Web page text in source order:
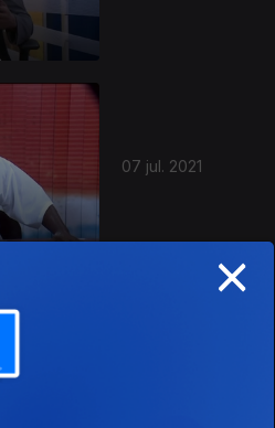
07 jul. 2021
×